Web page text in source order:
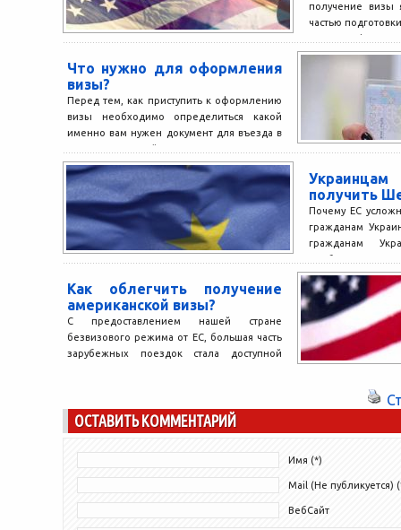
получение визы
частью
процесс
Что нужно для оформления
визы?
Перед тем, как приступить к оформлению
визы необходимо определиться какой
именно вам нужен документ для въезда в
страну. На первый...
получить
Почему ЕС
гражданам
гражданам
визу. Различные...
Как облегчить получение
американской визы?
С предоставлением нашей стране
безвизового режима от ЕС, большая часть
зарубежных поездок стала доступной
ОСТАВИТЬ КОММЕНТАРИЙ
Имя (*)
Mail (Не публикуется)
ВебСайт